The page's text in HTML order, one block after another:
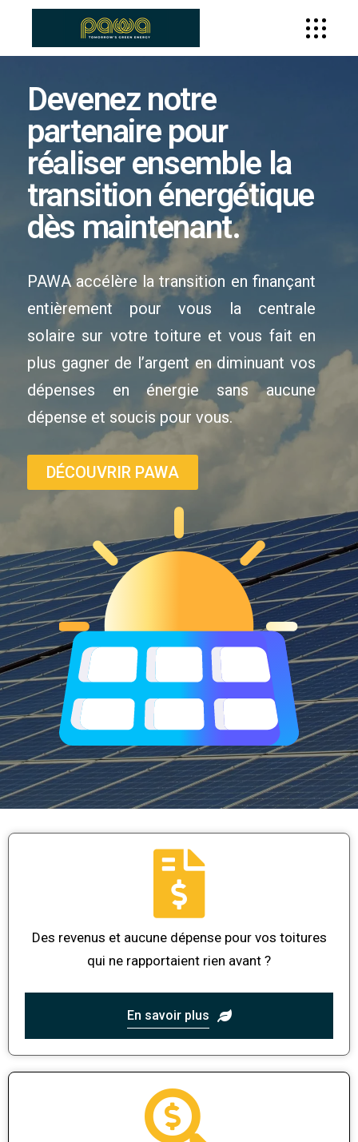
Devenez notre
partenaire pour
réaliser ensemble la
transition énergétique
dès maintenant.
PAWA accélère la transition en finançant
entièrement pour vous la centrale
solaire sur votre toiture et vous fait en
plus gagner de l’argent en diminuant vos
dépenses en énergie sans aucune
dépense et soucis pour vous.
DÉCOUVRIR PAWA
Des revenus et aucune dépense pour vos toitures
qui ne rapportaient rien avant ?
En savoir plus